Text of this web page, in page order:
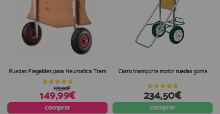
Ruedas Plegables para Neumatica Trem
149,99€
179,90€
comprar
Carro transporte motor ruedas goma
234,50€
comprar